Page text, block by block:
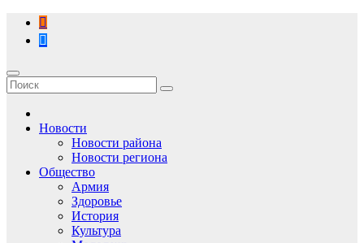
Перейти
содержимому
Новости
Новости района
Новости региона
Общество
Армия
Здоровье
История
Культура